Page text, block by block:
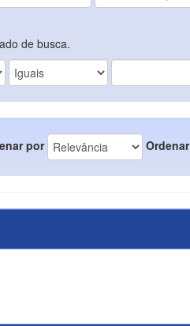
de busca.
por Ordenar